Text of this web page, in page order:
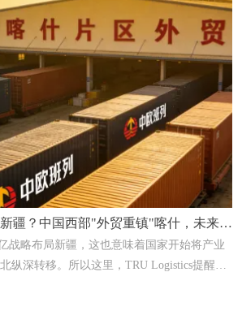
疆？中国西部"外贸重镇"喀什，未来将
Logistics
战略布局新疆，这也意味着国家开始将产业
纵深转移。所以这里，TRU Logistics提醒所
要提前看到这里面的机会点，特别是抢先占